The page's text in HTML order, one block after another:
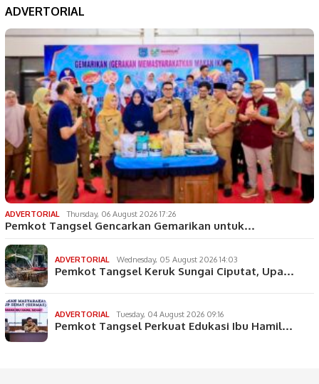
ADVERTORIAL
ADVERTORIAL Thursday, 06 August 2026 17:26
Pemkot Tangsel Gencarkan Gemarikan untuk…
ADVERTORIAL Wednesday, 05 August 2026 14:03
Pemkot Tangsel Keruk Sungai Ciputat, Upa…
ADVERTORIAL Tuesday, 04 August 2026 09:16
Pemkot Tangsel Perkuat Edukasi Ibu Hamil…